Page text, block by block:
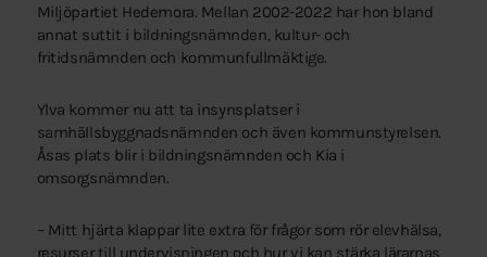
Miljöpartiet Hedemora. Mellan 2002-2022 har hon bland
annat suttit i bildningsnämnden, kultur- och
fritidsnämnden och kommunfullmäktige.
Ylva kommer nu att ta insynsplatser i
samhällsbyggnadsnämnden och även kommunstyrelsen.
Åsas plats blir i bildningsnämnden och Kia i
omsorgsnämnden.
– Mitt hjärta klappar lite extra för frågor som rör elevhälsa,
resurser till undervisningen och hur vi kan stärka lärarnas